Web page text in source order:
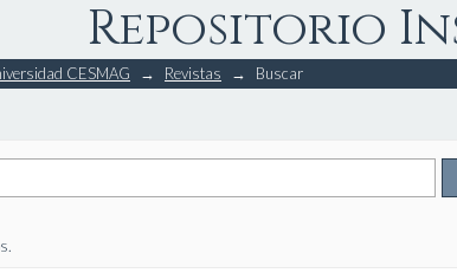
Repositorio
CESMAG → Revistas → Buscar